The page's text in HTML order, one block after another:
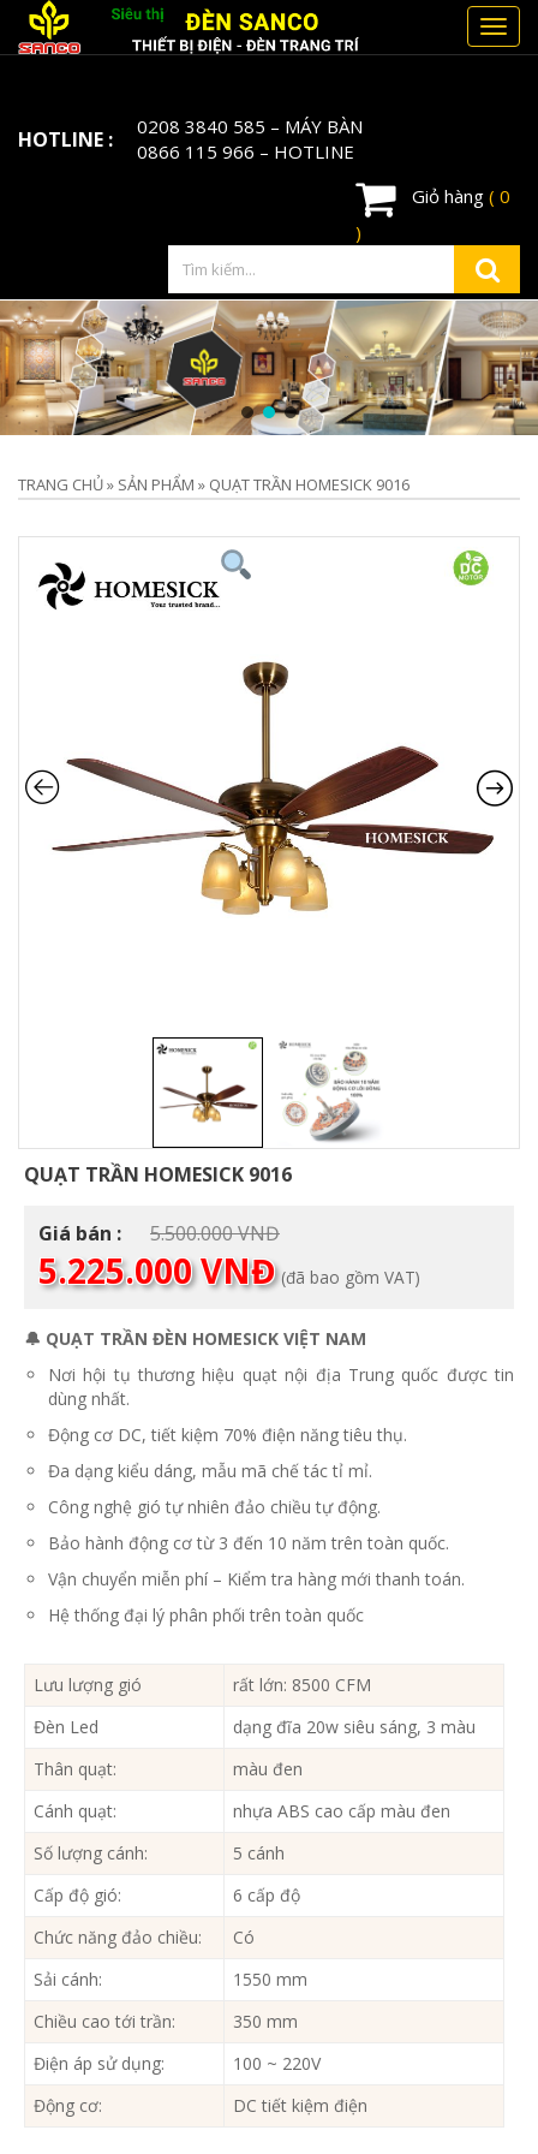
HOTLINE : 0208 3840 585 – MÁY BÀN
0866 115 966 – HOTLINE
Giỏ hàng ( 0
)
TRANG CHỦ» SẢN PHẨM » QUẠT TRẦN HOMESICK 9016
QUẠT TRẦN HOMESICK 9016
Giá bán : 5.500.000VNĐGiá
là:
5.225.000VNĐGiá
hiện
là:
5.225.000 VNĐ.
(đã bao gồm VAT)
🔔 QUẠT TRẦN ĐÈN HOMESICK VIỆT NAM
Nơi hội tụ thương hiệu quạt nội địa Trung quốc được tin
dùng nhất.
Động cơ DC, tiết kiệm 70% điện năng tiêu thụ.
Đa dạng kiểu dáng, mẫu mã chế tác tỉ mỉ.
Công nghệ gió tự nhiên đảo chiều tự động.
Bảo hành động cơ từ 3 đến 10 năm trên toàn quốc.
Vận chuyển miễn phí – Kiểm tra hàng mới thanh toán.
Hệ thống đại lý phân phối trên toàn quốc
Lưu lượng gió
rất lớn: 8500 CFM
Đèn Led
dạng đĩa 20w siêu sáng, 3 màu
Thân quạt:
màu đen
Cánh quạt:
nhựa ABS cao cấp màu đen
Số lượng cánh:
5 cánh
Cấp độ gió:
6 cấp độ
Chức năng đảo chiều:
Có
Sải cánh:
1550 mm
Chiều cao tới trần:
350 mm
Điện áp sử dụng:
100 ~ 220V
Động cơ:
DC tiết kiệm điện